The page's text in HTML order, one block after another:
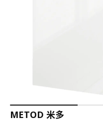
METOD 米多